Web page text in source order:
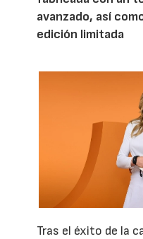
avanzado, así
edición limitada
Tras el éxito de la